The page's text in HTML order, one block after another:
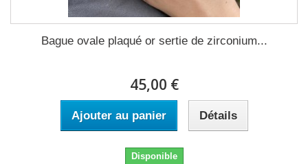
Bague ovale plaqué or sertie de zirconium...
45,00 €
Ajouter au panier Détails
Disponible